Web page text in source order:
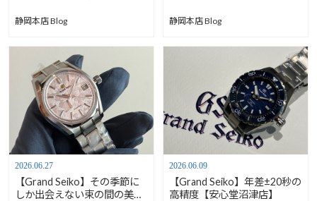
静岡本店 Blog 静岡本店 Blog
2026.06.27
【Grand Seiko】その季節に
しか出会えない束の間の美し
2026.06.09
【Grand Seiko】年差±20秒の
高精度【安心堂沼津店】